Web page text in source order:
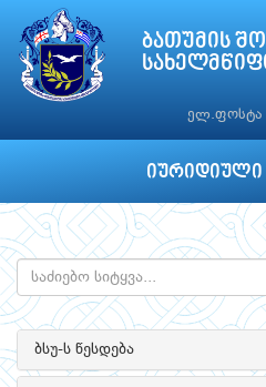
ბათუმის
ელ.ფოსტა
იურიდიული
ბსუ-ს წესდება